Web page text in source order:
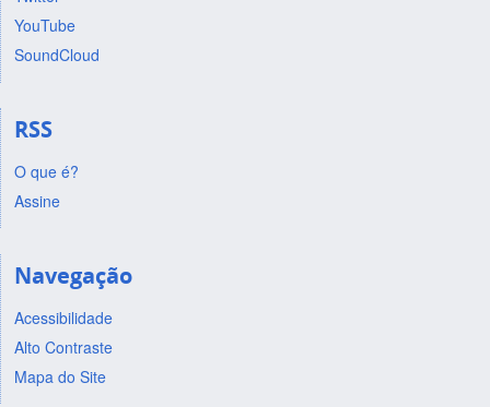
YouTube
SoundCloud
RSS
O que é?
Assine
Navegação
Acessibilidade
Alto Contraste
Mapa do Site